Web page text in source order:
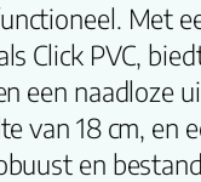
Met
Click PVC,
een naadloze
van 18 cm, en
en